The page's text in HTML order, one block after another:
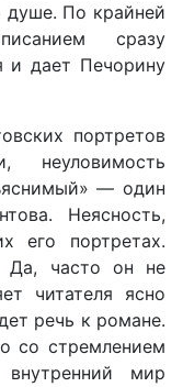
душе. По крайней
сразу
и дает Печорину
портретов
неуловимость
— один
Неясность,
его портретах.
Да, часто он не
читателя ясно
речь к романе.
со стремлением
внутренний мир